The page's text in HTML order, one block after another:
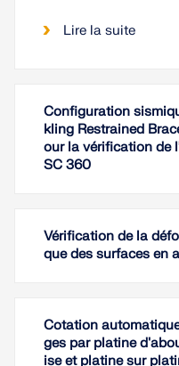
Lire la suite
Configuration
kling Restrained
our la vérification de
SC 360
Vérification de la
que des surfaces en
Cotation
ges par platine
ise et platine sur